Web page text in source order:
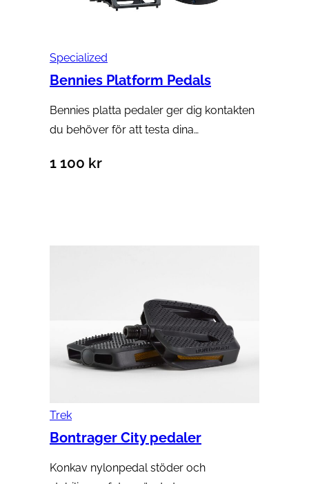
Specialized
Bennies Platform Pedals
Bennies platta pedaler ger dig kontakten
du behöver för att testa dina…
1 100 kr
Trek
Bontrager City pedaler
Konkav nylonpedal stöder och